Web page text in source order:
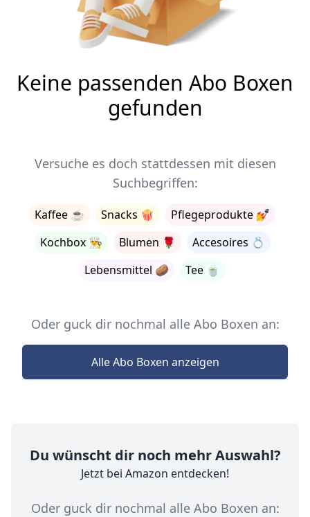
Keine passenden Abo Boxen
gefunden
Versuche es doch stattdessen mit diesen
Suchbegriffen:
Kaffee ☕ Snacks 🍿 Pflegeprodukte 💅
Kochbox 👨‍🍳 Blumen 🌹 Accesoires 💍
Lebensmittel 🥔 Tee 🍵
Oder guck dir nochmal alle Abo Boxen an:
Alle Abo Boxen anzeigen
Du wünscht dir noch mehr Auswahl?
Jetzt bei Amazon entdecken!
Oder guck dir nochmal alle Abo Boxen an: